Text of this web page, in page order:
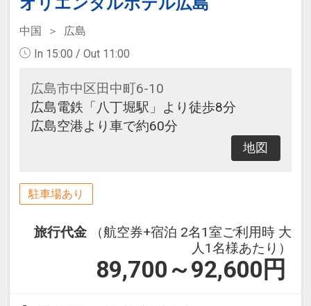
中国
広島
In 15:00 / Out 11:00
広島市中区田中町6-10
広島電鉄「八丁堀駅」より徒歩8分
広島空港より車で約60分
地図
駐車場あり
旅行代金
（航空券+宿泊 2名1室ご利用時 大
人1名様あたり）
89,700～92,600 円